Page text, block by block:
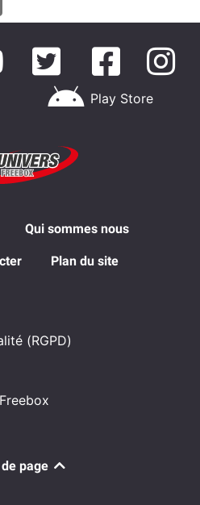
Play Store
Qui sommes nous
Plan du site
(RGPD)
page